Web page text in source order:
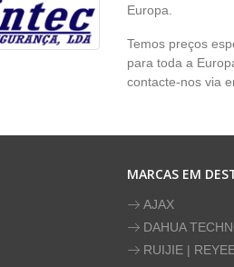
Europa.
Temos preços
para toda a
contacte-nos via
MARCAS EM
AJAX
DAHUA
RUIJIE |